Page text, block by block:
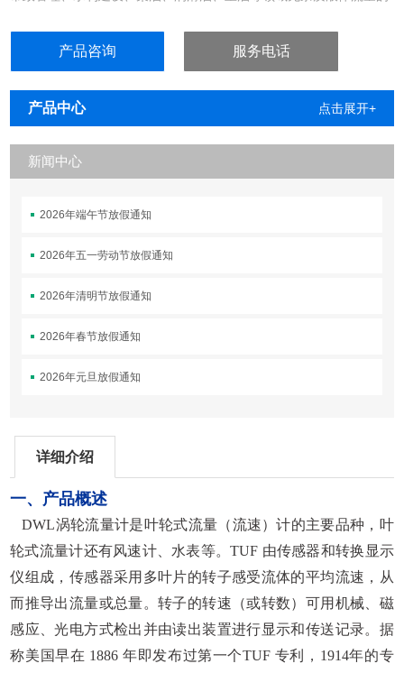
产品咨询 服务电话
产品中心 点击展开+
新闻中心
2026年端午节放假通知
2026年五一劳动节放假通知
2026年清明节放假通知
2026年春节放假通知
2026年元旦放假通知
详细介绍
一、产品概述
DWL涡轮流量计是叶轮式流量（流速）计的主要品种，叶
轮式流量计还有风速计、水表等。TUF 由传感器和转换显示
仪组成，传感器采用多叶片的转子感受流体的平均流速，从
而推导出流量或总量。转子的转速（或转数）可用机械、磁
感应、光电方式检出并由读出装置进行显示和传送记录。据
称美国早在 1886 年即发布过第一个TUF 专利，1914年的专